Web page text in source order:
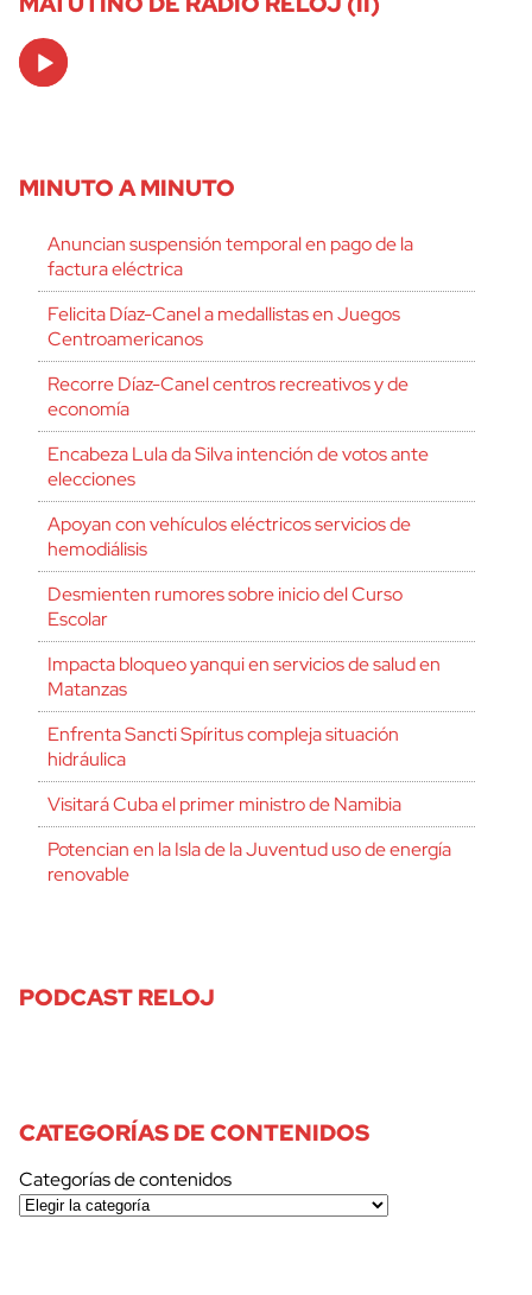
Audio
Player
MINUTO A MINUTO
Anuncian suspensión temporal en pago de la
factura eléctrica
Felicita Díaz-Canel a medallistas en Juegos
Centroamericanos
Recorre Díaz-Canel centros recreativos y de
economía
Encabeza Lula da Silva intención de votos ante
elecciones
Apoyan con vehículos eléctricos servicios de
hemodiálisis
Desmienten rumores sobre inicio del Curso
Escolar
Impacta bloqueo yanqui en servicios de salud en
Matanzas
Enfrenta Sancti Spíritus compleja situación
hidráulica
Visitará Cuba el primer ministro de Namibia
Potencian en la Isla de la Juventud uso de energía
renovable
PODCAST RELOJ
CATEGORÍAS DE CONTENIDOS
Categorías de contenidos